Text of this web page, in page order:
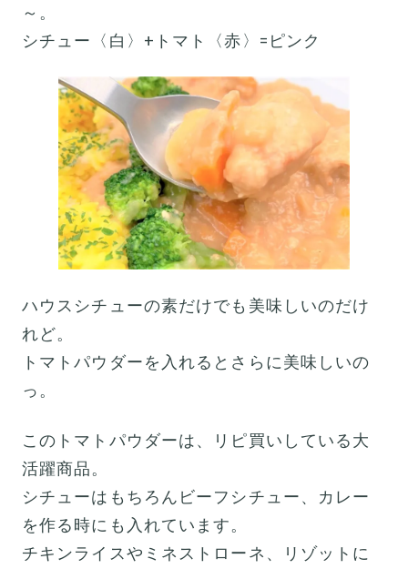
～。
シチュー〈白〉+トマト〈赤〉=ピンク
ハウスシチューの素だけでも美味しいのだけ
れど。
トマトパウダーを入れるとさらに美味しいの
っ。
このトマトパウダーは、リピ買いしている大
活躍商品。
シチューはもちろんビーフシチュー、カレー
を作る時にも入れています。
チキンライスやミネストローネ、リゾットに